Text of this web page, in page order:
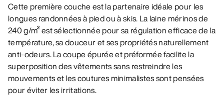
Cette première couche est la partenaire idéale pour les
longues randonnées à pied ou à skis. La laine mérinos de
240 g/m² est sélectionnée pour sa régulation efficace de la
température, sa douceur et ses propriétés naturellement
anti-odeurs. La coupe épurée et préformée facilite la
superposition des vêtements sans restreindre les
mouvements et les coutures minimalistes sont pensées
pour éviter les irritations.